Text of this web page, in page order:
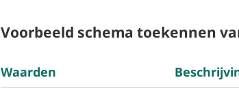
Voorbeeld schema toekennen
Waarden